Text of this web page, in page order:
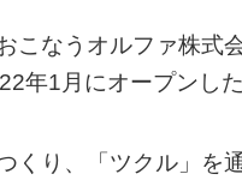
こなうオルファ株式
年1月にオープンした
くり、「ツクル」を